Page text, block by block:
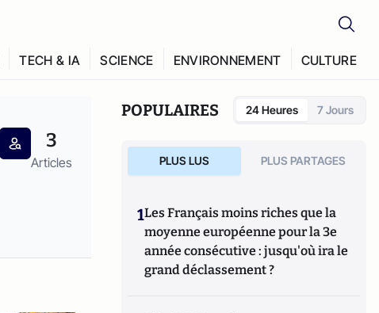
TECH & IA SCIENCE ENVIRONNEMENT CULTURE
3
Articles
POPULAIRES 24 Heures 7 Jours
PLUS LUS PLUS PARTAGES
1Les Français moins riches que la
moyenne européenne pour la 3e
année consécutive : jusqu'où ira le
grand déclassement ?